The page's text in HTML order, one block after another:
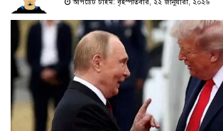
আপডেট টাইম: বৃহস্পতিবার, ২২ জানুয়ারী, ২০২৬